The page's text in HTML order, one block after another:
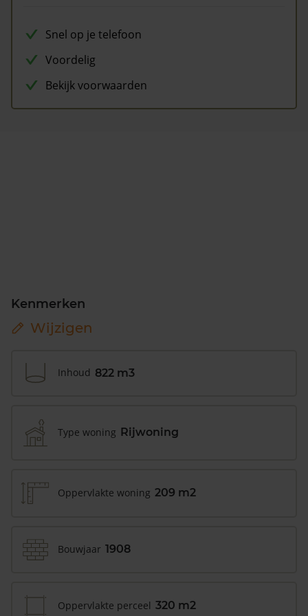
Snel op je telefoon
Voordelig
Bekijk voorwaarden
Kenmerken
Wijzigen
Inhoud 822 m3
Type woning Rijwoning
Oppervlakte woning 209 m2
Bouwjaar 1908
Oppervlakte perceel 320 m2